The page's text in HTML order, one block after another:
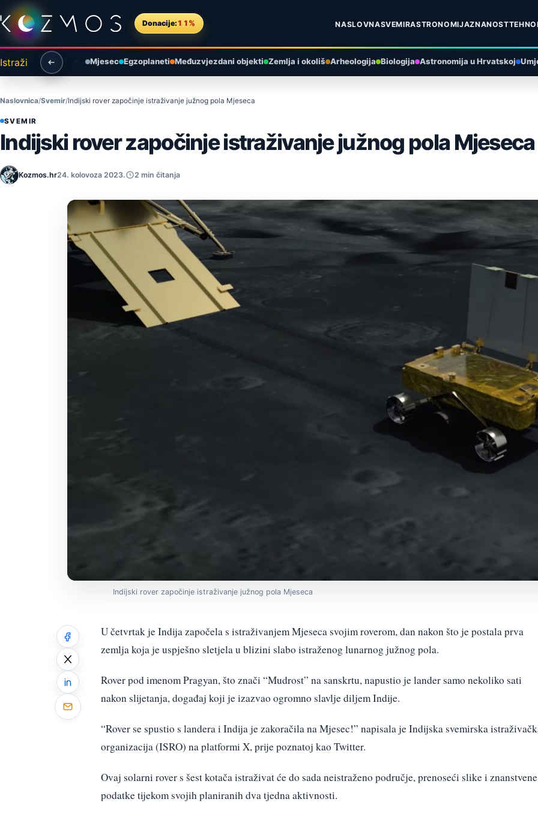
Preskoči na sadržaj
Donacije: 11% NASLOVNASVEMIRASTRONOMIJAZNANOST
Istraži Mjesec Egzoplaneti Međuzvjezdani objekti Zemlja i okoliš Arheologija Biologija Astronomija u Hrvatskoj
Naslovnica Svemir Indijski rover započinje istraživanje južnog pola Mjeseca
SVEMIR
Indijski rover započinje istraživanje južnog pola Mjeseca
Kozmos.hr24. kolovoza 2023. 2 min čitanja
Indijski rover započinje istraživanje južnog pola Mjeseca
U četvrtak je Indija započela s istraživanjem Mjeseca svojim roverom, dan nakon što je postala prva
zemlja koja je uspješno sletjela u blizini slabo istraženog lunarnog južnog pola.
Rover pod imenom Pragyan, što znači “Mudrost” na sanskrtu, napustio je lander samo nekoliko sati
nakon slijetanja, događaj koji je izazvao ogromno slavlje diljem Indije.
“Rover se spustio s landera i Indija je zakoračila na Mjesec!” napisala je Indijska svemirska
organizacija (ISRO) na platformi X, prije poznatoj kao Twitter.
Ovaj solarni rover s šest kotača istraživat će do sada neistraženo područje, prenoseći slike i znanstvene
podatke tijekom svojih planiranih dva tjedna aktivnosti.